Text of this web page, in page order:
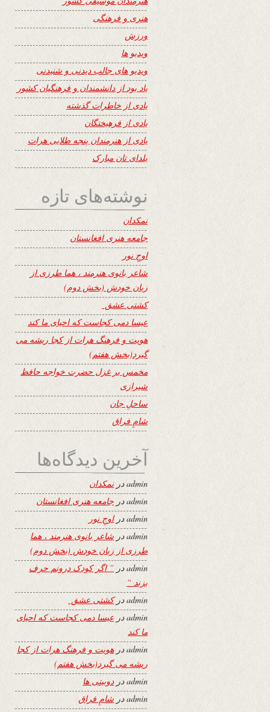
هنری و فرهنگی
ورزش
ویدیو ها
ویدیو های جالب دیدنی و شنیدنی
یاد بود از دانشمندان و فرهنگیان کشور
یادی از خاطرات گذشته
یادی از فرهیختگان
یادی از هنرمندان پنجه طلایی هرات
یلدای تان مبارک
نوشته‌های تازه
نمکدان
جامعه هنری افغانستان
اوجِ نور
شاعر بانوی هنرمند ، هما طرزی از
زبان خودش (بخش دوم)
کشتی عشق
عیسا دمی کجاست که احیای ما کند
هویت و فرهنگ هرات از کجا ریشه می
گیرد(بخش هفتم)
مخمس بر غزل حضرت خواجه حافظ
شیرازی
ساحلِ جان
شامِ فراق
آخرین دیدگاه‌ها
adminدرنمکدان
adminدر جامعه هنری افغانستان
adminدراوجِ نور
adminدر شاعر بانوی هنرمند ، هما
طرزی از زبان خودش (بخش دوم)
adminدر ” اگر کودک درونم حرف
بزند “
adminدرکشتی عشق
adminدر عیسا دمی کجاست که احیای
ما کند
adminدر هویت و فرهنگ هرات از کجا
ریشه می گیرد(بخش هفتم)
adminدردوبیتی ها
admin در شامِ فراق